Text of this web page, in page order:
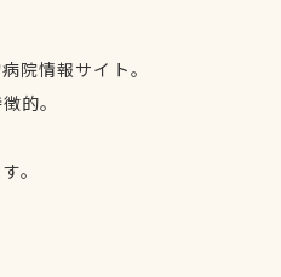
院情報サイト。
的。
。